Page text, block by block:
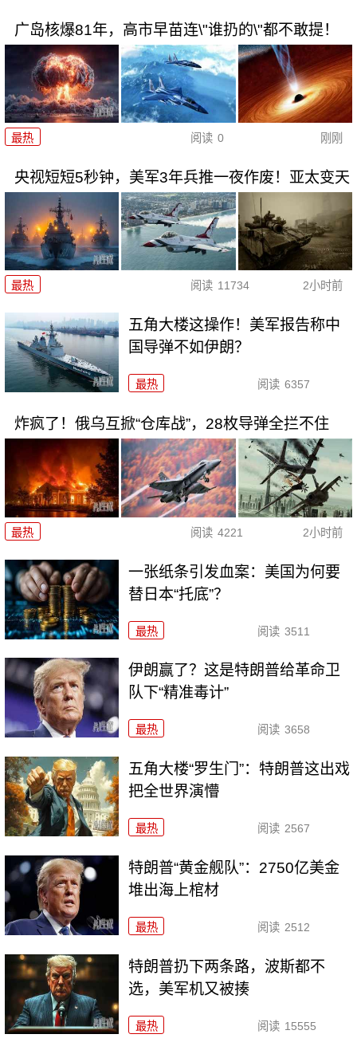
广岛核爆81年，高市早苗连\"谁扔的\"都不敢提！
最热 阅读 0 刚刚
央视短短5秒钟，美军3年兵推一夜作废！亚太变天
最热 阅读 11734 2小时前
五角大楼这操作！美军报告称中
国导弹不如伊朗？
最热 阅读 6357
炸疯了！俄乌互掀“仓库战”，28枚导弹全拦不住
最热 阅读 4221 2小时前
一张纸条引发血案：美国为何要
替日本“托底”？
最热 阅读 3511
伊朗赢了？这是特朗普给革命卫
队下“精准毒计”
最热 阅读 3658
五角大楼“罗生门”：特朗普这出戏
把全世界演懵
最热 阅读 2567
特朗普“黄金舰队”：2750亿美金
堆出海上棺材
最热 阅读 2512
特朗普扔下两条路，波斯都不
选，美军机又被揍
最热 阅读 15555